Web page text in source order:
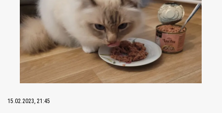
15.02.2023, 21:45